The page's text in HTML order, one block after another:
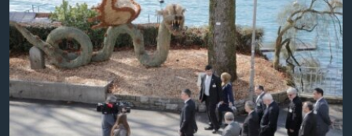
فرهنگ و زندگی
حقوق شهروندی
اقتصادی
علم و فناوری
اسرائیل در جنگ
مستندها
انتخابات ریاست جمهوری آمریکا ۲۰۲۴
حمله جمهوری اسلامی به اسرائیل
رمز مهسا
ورزش زنان در ایران
دنبال کنید
زبانهای مختلف